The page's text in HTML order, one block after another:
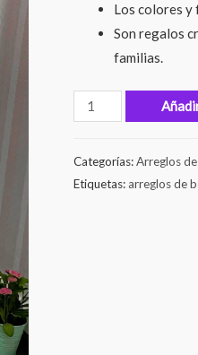
Los colores y
Son regalos
familias.
Categorías:Arreglos
Etiquetas:arreglos de